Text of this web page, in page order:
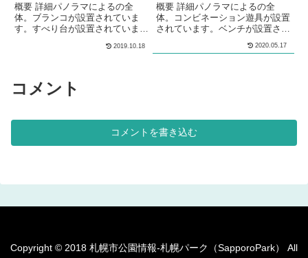
概要 詳細パノラマによるの全
体。ブランコが設置されていま
す。すべり台が設置されていま
ます。シーソーが設置されていま
ます。パノラマによるの多目的広
場全体。芝による多目的な利用が
複数設置されています。 メモ住
宅街の中にある公園です。芝によ
2019.10.18
概要 詳細パノラマによるの全
体。コンビネーション遊具が設置
されています。ベンチが設置され
る公園です。コンビネーション遊
2020.05.17
コメント
コメントを書き込む
Copyright © 2018 札幌市公園情報-札幌パーク（SapporoPark） All